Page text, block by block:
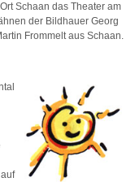
Schaan das Theater am
der Bildhauer Georg
Frommelt aus Schaan.